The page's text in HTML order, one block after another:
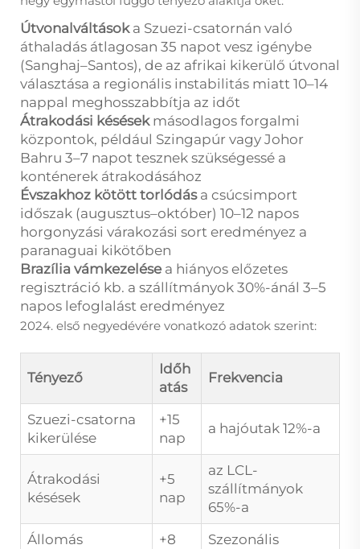
Útvonalváltások a Szuezi-csatornán való
áthaladás átlagosan 35 napot vesz igénybe
(Sanghaj–Santos), de az afrikai kikerülő útvonal
választása a regionális instabilitás miatt 10–14
nappal meghosszabbítja az időt
Átrakodási késések másodlagos forgalmi
központok, például Szingapúr vagy Johor
Bahru 3–7 napot tesznek szükségessé a
konténerek átrakodásához
Évszakhoz kötött torlódás a csúcsimport
időszak (augusztus–október) 10–12 napos
horgonyzási várakozási sort eredményez a
paranaguai kikötőben
Brazília vámkezelése a hiányos előzetes
regisztráció kb. a szállítmányok 30%-ánál 3–5
napos lefoglalást eredményez
2024. első negyedévére vonatkozó adatok szerint:
Tényező
Időh
atás
Frekvencia
Szuezi-csatorna
kikerülése
+15
nap
a hajóutak 12%-a
Átrakodási
késések
+5
nap
az LCL-
szállítmányok
65%-a
Állomás
+8
Szezonális